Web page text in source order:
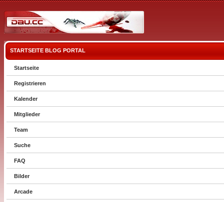
STARTSEITE BLOG PORTAL
Startseite
Registrieren
Kalender
Mitglieder
Team
Suche
FAQ
Bilder
Arcade